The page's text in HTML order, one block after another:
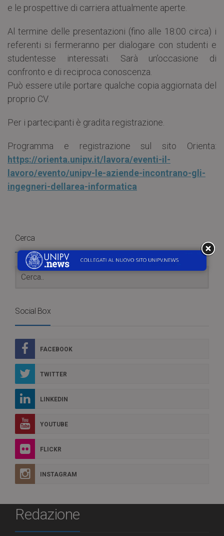
e le prospettive di carriera attualmente aperte.
Al termine delle presentazioni (fino alle 18:00 circa) i
referenti si fermeranno per dialogare con studenti e
studentesse interessati. Sarà un’occasione di
confronto e di reciproca conoscenza.
Può essere utile portare qualche copia aggiornata del
proprio CV.
Per i partecipanti è gradita registrazione.
Programma e registrazione sul sito Orienta:
https://orienta.unipv.it/lavora/eventi-il-
lavoro/evento/unipv-le-aziende-incontrano-gli-
ingegneri-dellarea-informatica
Cerca
Social Box
FACEBOOK
TWITTER
LINKEDIN
YOUTUBE
FLICKR
INSTAGRAM
Redazione